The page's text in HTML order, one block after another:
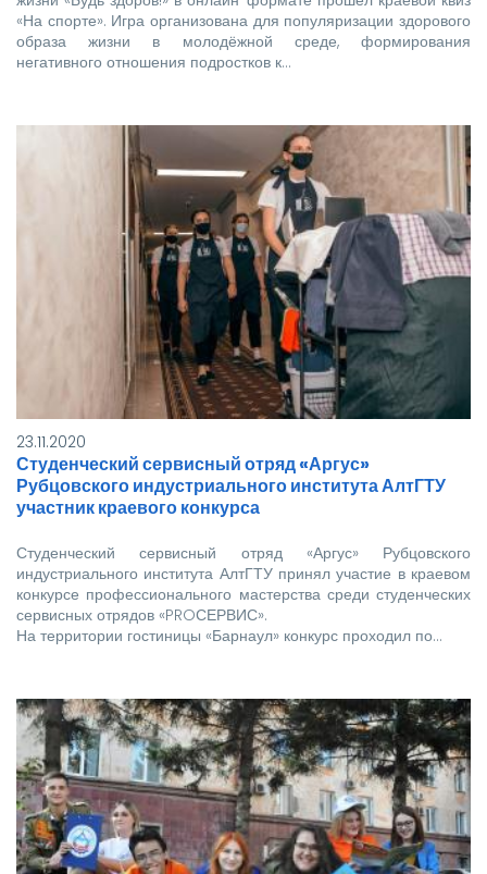
«На спорте». Игра организована для популяризации здорового
образа жизни в молодёжной среде, формирования
негативного отношения подростков к…
23.11.2020
Студенческий сервисный отряд «Аргус»
Рубцовского индустриального института АлтГТУ
участник краевого конкурса
Студенческий сервисный отряд «Аргус» Рубцовского
индустриального института АлтГТУ принял участие в краевом
конкурсе профессионального мастерства среди студенческих
сервисных отрядов «PROСЕРВИС».
На территории гостиницы «Барнаул» конкурс проходил по…